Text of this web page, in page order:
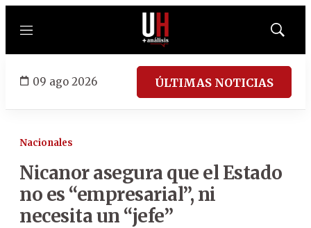
Menú
Mostrar
09 ago 2026 ÚLTIMAS NOTICIAS
Nacionales
Nicanor asegura que el Estado
no es “empresarial”, ni
necesita un “jefe”